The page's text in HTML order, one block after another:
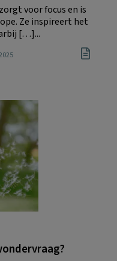
voor focus en is
Ze inspireert het
[…]...